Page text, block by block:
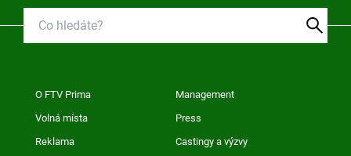
O FTV Prima Management
Volná místa Press
Reklama Castingy a výzvy